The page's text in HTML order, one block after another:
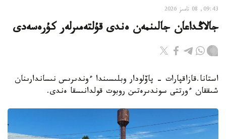
09:43, 08 تامىز 2026
جالاڭداعان جالىنمەن ەندى قۇلتەمىرلەر كۇرەسەدى
استانا.قازاقپارات - پاۆلودار وبلىسىندا ءوندىرىس نىساندارىنان
شىققان ءورتتى سوندىرەتىن روبوت قولدانىسقا ەندى.